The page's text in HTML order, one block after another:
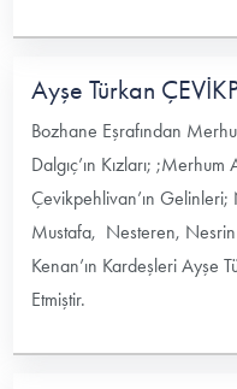
Ayşe Türkan
Bozhane Eşrafından
Dalgıç’ın Kızları;
Çevikpehlivan’ın Gelinleri;
Mustafa, Nesteren, Nesrin
Kenan’ın Kardeşleri Ayşe
Etmiştir.